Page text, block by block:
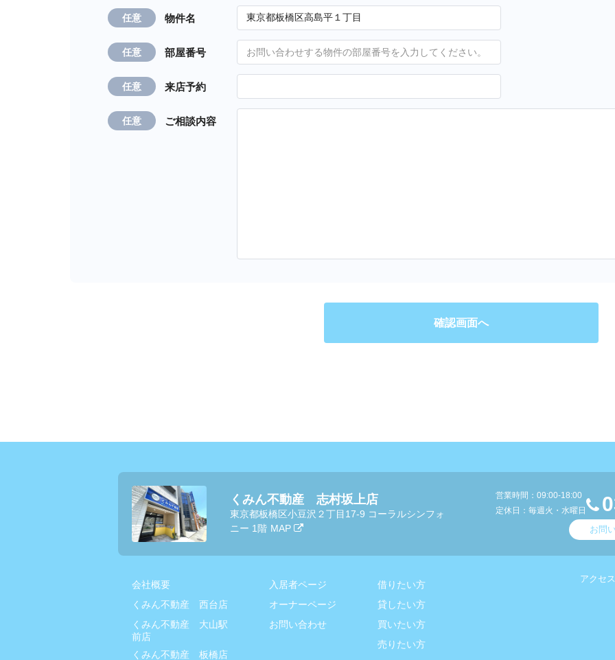
任意 物件名
任意 部屋番号
任意 来店予約
任意 ご相談内容
くみん不動産 志村坂上店
東京都板橋区小豆沢２丁目17-9 コーラルシンフォ
ニー 1階 MAP
営業時間：09:00-18:00
定休日：毎週火・水曜日
お問
会社概要
くみん不動産 西台店
くみん不動産 大山駅
前店
くみん不動産 板橋店
入居者ページ
オーナーページ
お問い合わせ
借りたい方
貸したい方
買いたい方
売りたい方
アクセ